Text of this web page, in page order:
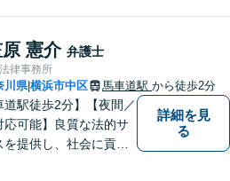
さい！【事業会社勤務
り・社労士資格】
憲介 弁護士
律事務所
川県|横浜市中区 馬車道駅 から徒歩2分
道駅徒歩2分】【夜間／
応可能】良質な法的サ
を提供し、社会に貢献
詳細を見
る